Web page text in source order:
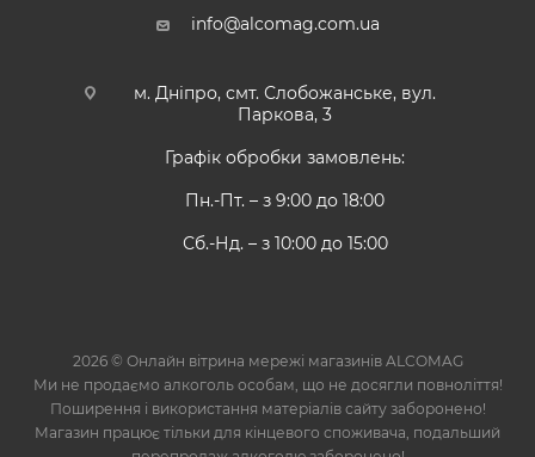
info@alcomag.com.ua
м. Дніпро, смт. Слобожанське, вул.
Паркова, 3
Графік обробки замовлень:
Пн.-Пт. – з 9:00 до 18:00
Сб.-Нд. – з 10:00 до 15:00
2026 © Онлайн вітрина мережі магазинів ALCOMAG
Ми не продаємо алкоголь особам, що не досягли повноліття!
Поширення і використання матеріалів сайту заборонено!
Магазин працює тільки для кінцевого споживача, подальший